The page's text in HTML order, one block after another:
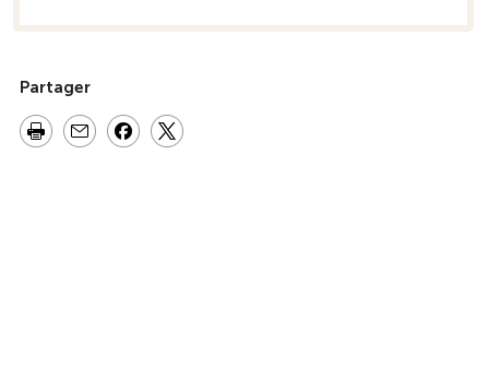
Partager